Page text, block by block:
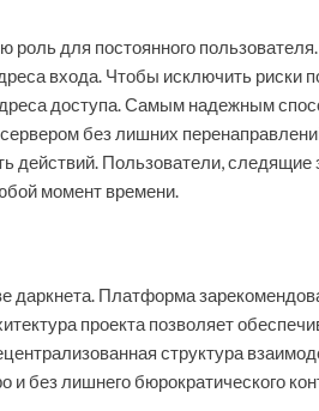
для постоянного пользователя.
входа. Чтобы исключить риски
доступа. Самым надежным
без лишних
действий. Пользователи, следящие
момент времени.
Платформа
проекта позволяет
структура
без лишнего бюрократического